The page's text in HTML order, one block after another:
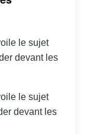
le sujet
devant les
le sujet
devant les